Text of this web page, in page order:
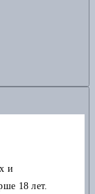
и
18 лет.